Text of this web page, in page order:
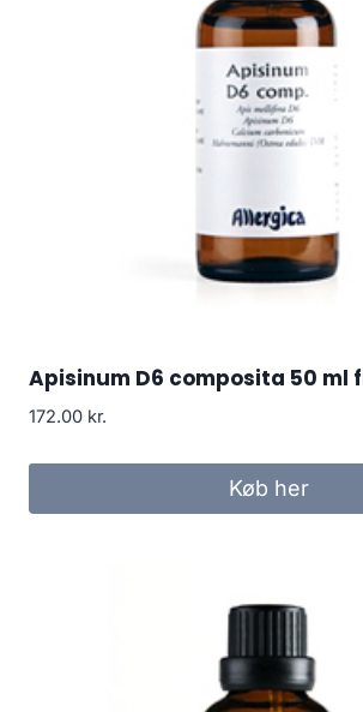
Apisinum D6 composita 50 ml
172.00 kr.
Køb her